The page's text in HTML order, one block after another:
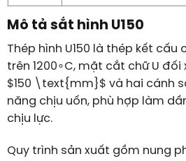
Mô tả sắt hình U150
Thép hình U150 là thép kết cấu
trên 1200∘C, mặt cắt chữ U đối
$150 \text{mm}$ và hai cánh
năng chịu uốn, phù hợp làm
chịu lực.
Quy trình sản xuất gồm nung